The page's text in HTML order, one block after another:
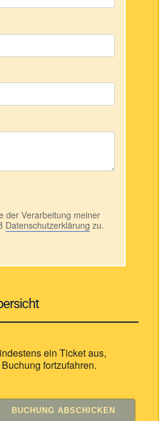
der Verarbeitung meiner
Datenschutzerklärung zu.
ein Ticket aus,
fortzufahren.